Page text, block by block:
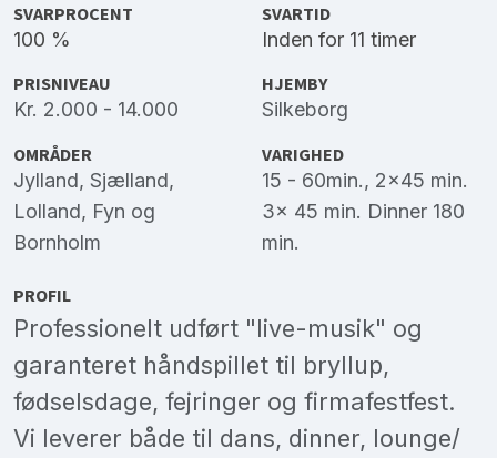
SVARPROCENT
100 %
SVARTID
Inden for 11 timer
PRISNIVEAU
Kr. 2.000 - 14.000
HJEMBY
Silkeborg
OMRÅDER
Jylland, Sjælland,
Lolland, Fyn og
Bornholm
VARIGHED
15 - 60min., 2x45 min.
3x 45 min. Dinner 180
min.
PROFIL
Professionelt udført "live-musik" og
garanteret håndspillet til bryllup,
fødselsdage, fejringer og firmafestfest.
Vi leverer både til dans, dinner, lounge/